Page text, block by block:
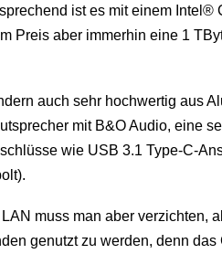
ist es mit einem
Preis aber immerhin eine 1
auch sehr hochwertig aus
mit B&O Audio, eine
wie USB 3.1 Type-C-
muss man aber verzichten,
genutzt zu werden, denn das